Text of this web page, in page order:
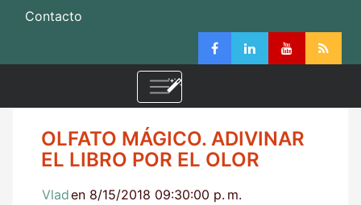
Contacto
OLFATO MÁGICO. ADIVINAR
EL LIBRO POR EL OLOR
Vladen 8/15/2018 09:30:00 p. m.